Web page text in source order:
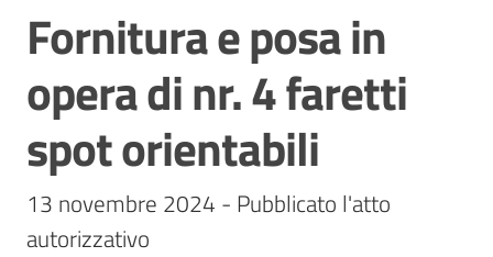
Stazioni
appaltanti
Contatti
Salta al contenuto
Fornitura e posa in
opera di nr. 4 faretti
spot orientabili
13 novembre 2024 - Pubblicato l'atto
autorizzativo